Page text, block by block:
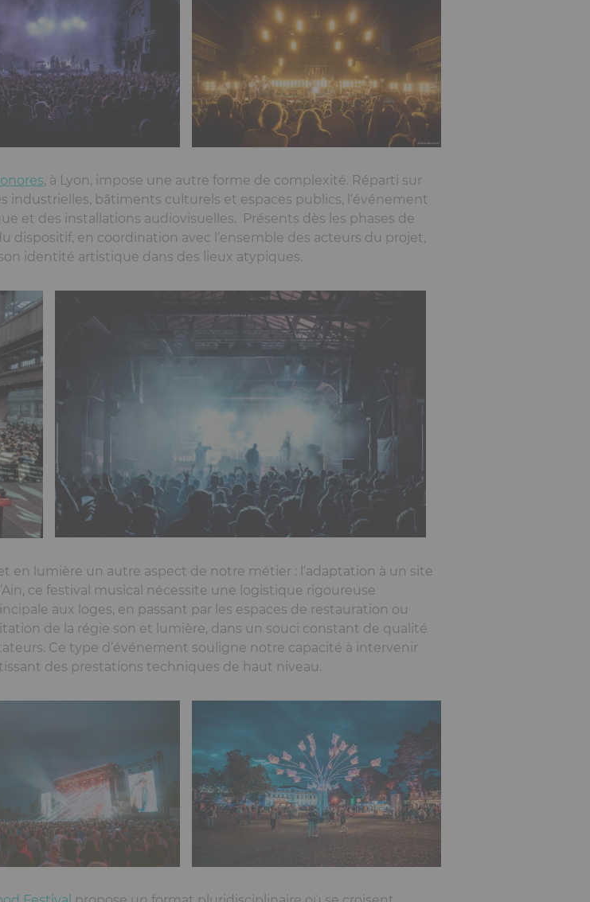
, à Lyon, impose une autre forme de complexité. Réparti sur
industrielles, bâtiments culturels et espaces publics, l’événement
et des installations audiovisuelles. Présents dès les phases de
dispositif, en coordination avec l’ensemble des acteurs du projet,
identité artistique dans des lieux atypiques.
en lumière un autre aspect de notre métier : l’adaptation à un site
ce festival musical nécessite une logistique rigoureuse
aux loges, en passant par les espaces de restauration ou
de la régie son et lumière, dans un souci constant de qualité
Ce type d’événement souligne notre capacité à intervenir
des prestations techniques de haut niveau.